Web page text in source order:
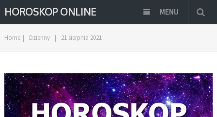
HOROSKOP ONLINE MENU
Home | Dzienny | 21 sierpnia 2021